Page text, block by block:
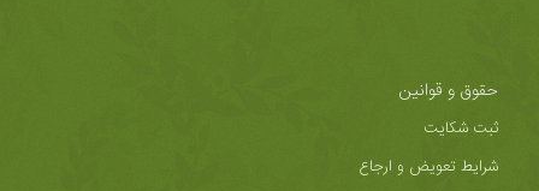
حقوق و قوانین
ثبت شکایت
شرایط تعویض و ارجاع